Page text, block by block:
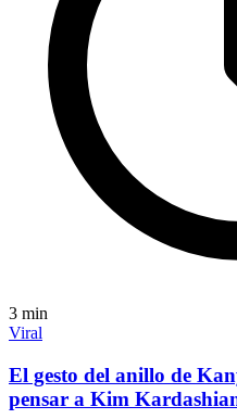
3 min
Viral
El gesto del anillo de
pensar a Kim